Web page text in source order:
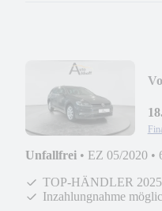
Unfallfrei • EZ 05/2020 •
TOP-HÄNDLER 2025
Inzahlungnahme